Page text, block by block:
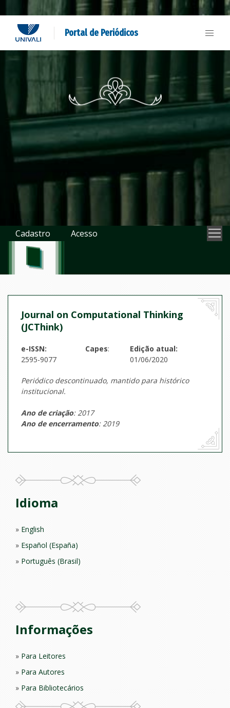
Portal de Periódicos
Cadastro Acesso
Journal on Computational Thinking
(JCThink)
e-ISSN:
2595-9077
Capes:
Edição atual:
01/06/2020
Periódico descontinuado, mantido para histórico
institucional.
Ano de criação: 2017
Ano de encerramento: 2019
Idioma
English
Español (España)
Português (Brasil)
Informações
Para Leitores
Para Autores
Para Bibliotecários